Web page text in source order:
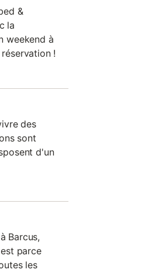
&
la
weekend à
!
des
sont
d'un
Barcus,
parce
les